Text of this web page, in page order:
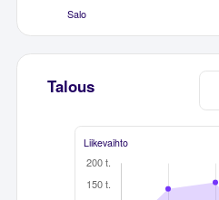
Salo
Talous
Liikevaihto